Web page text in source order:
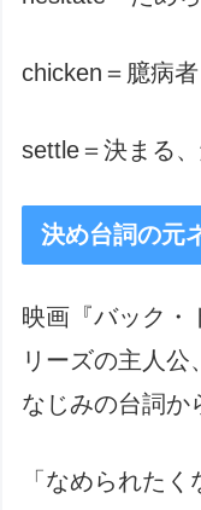
chicken＝臆病者
settle＝決まる
決め台詞の元
映画『バック・
リーズの主人
なじみの台詞か
「なめられた